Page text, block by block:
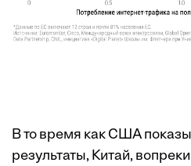
В то время как США
результаты, Китай,